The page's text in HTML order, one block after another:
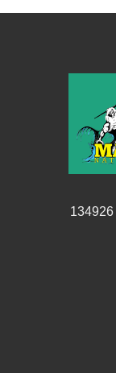
134926